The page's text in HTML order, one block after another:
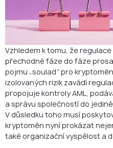
Připravujete se na dodržování
Často kladené otázky týkající se
správy
Vzhledem k tomu, že
přechodné fáze do fáze
pojmu „soulad“ pro
izolovaných rizik zavádí
propojuje kontroly AML,
a správu společností do
V důsledku toho musí
kryptoměn nyní prokázat
také organizační vyspělost a